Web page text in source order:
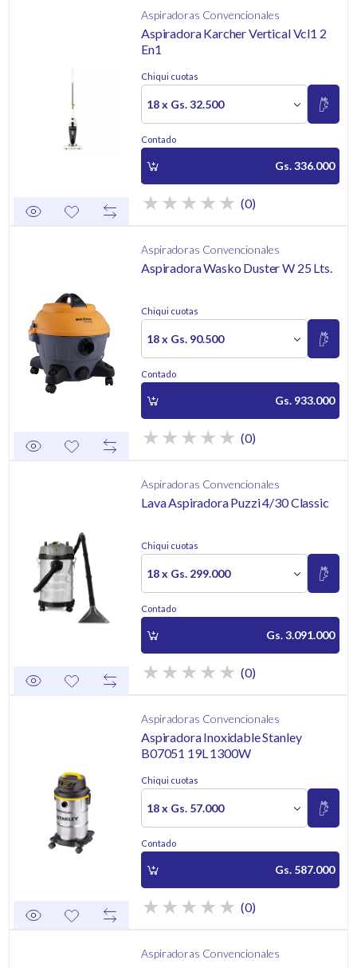
Aspiradoras Convencionales
Aspiradora Karcher Vertical Vcl1 2
En1
Chiqui cuotas
18 x Gs. 32.500
Contado
Gs. 336.000
(0)
Aspiradoras Convencionales
Aspiradora Wasko Duster W 25 Lts.
Chiqui cuotas
18 x Gs. 90.500
Contado
Gs. 933.000
(0)
Aspiradoras Convencionales
Lava Aspiradora Puzzi 4/30 Classic
Chiqui cuotas
18 x Gs. 299.000
Contado
Gs. 3.091.000
(0)
Aspiradoras Convencionales
Aspiradora Inoxidable Stanley
B07051 19L 1300W
Chiqui cuotas
18 x Gs. 57.000
Contado
Gs. 587.000
(0)
Aspiradoras Convencionales